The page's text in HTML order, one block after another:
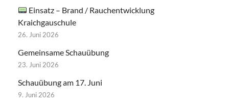
Einsatz – Brand / Rauchentwicklung
Kraichgauschule
26. Juni 2026
Gemeinsame Schauübung
23. Juni 2026
Schauübung am 17. Juni
9. Juni 2026